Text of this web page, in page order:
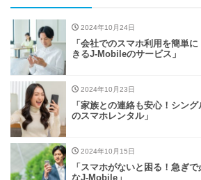
2024年10月24日
「会社でのスマホ利用を簡単
きるJ-Mobileのサービス」
2024年10月23日
「家族との連絡も安心！シン
のスマホレンタル」
2024年10月15日
「スマホがないと困る！急ぎ
なJ-Mobile」